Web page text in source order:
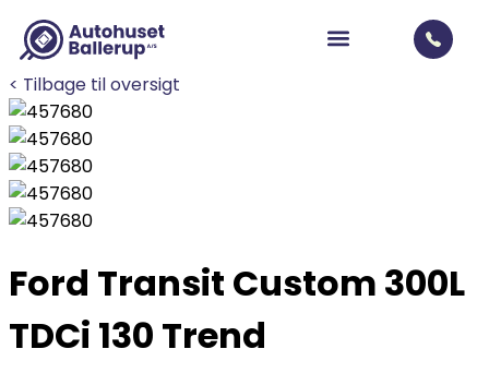
< Tilbage til oversigt
Ford Transit Custom 300L
TDCi 130 Trend